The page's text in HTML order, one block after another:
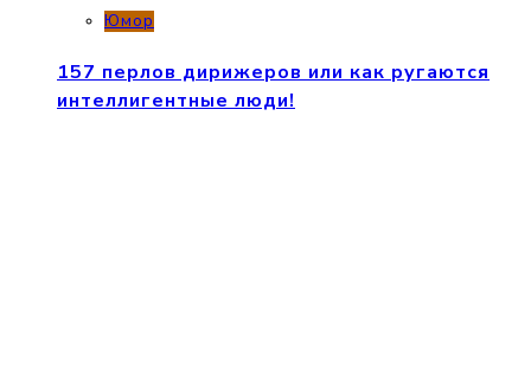
Юмор
157 перлов дирижеров или как ругаются
интеллигентные люди!